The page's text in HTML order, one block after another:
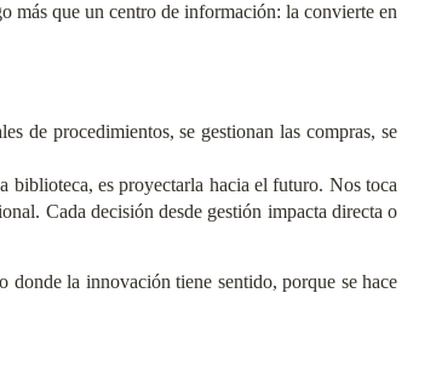
más que un centro de información: la convierte en
de procedimientos, se gestionan las compras, se
biblioteca, es proyectarla hacia el futuro. Nos toca
Cada decisión desde gestión impacta directa o
donde la innovación tiene sentido, porque se hace